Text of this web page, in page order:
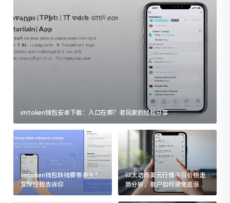
imtoken钱包安卓下载：入口在哪？老玩家的经验分享
imtoken钱包转钱要等多久？
实际经验告诉你
以太坊币美元行情今日价格走
势分析，散户如何避免追涨杀
跌被套牢